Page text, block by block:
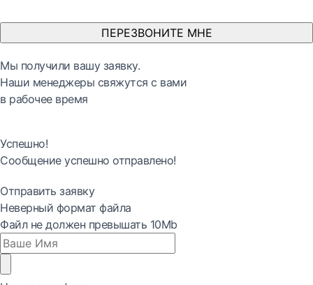
ПЕРЕЗВОНИТЕ МНЕ
Мы получили вашу заявку.
Наши менеджеры свяжутся с вами
в рабочее время
Успешно!
Сообщение успешно отправлено!
Отправить заявку
Неверный формат файла
Файл не должен превышать 10Mb